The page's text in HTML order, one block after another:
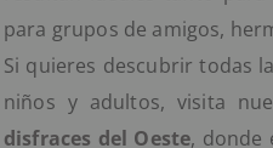
para grupos de amigos,
Si quieres descubrir todas
niños y adultos, visita
disfraces del Oeste, donde